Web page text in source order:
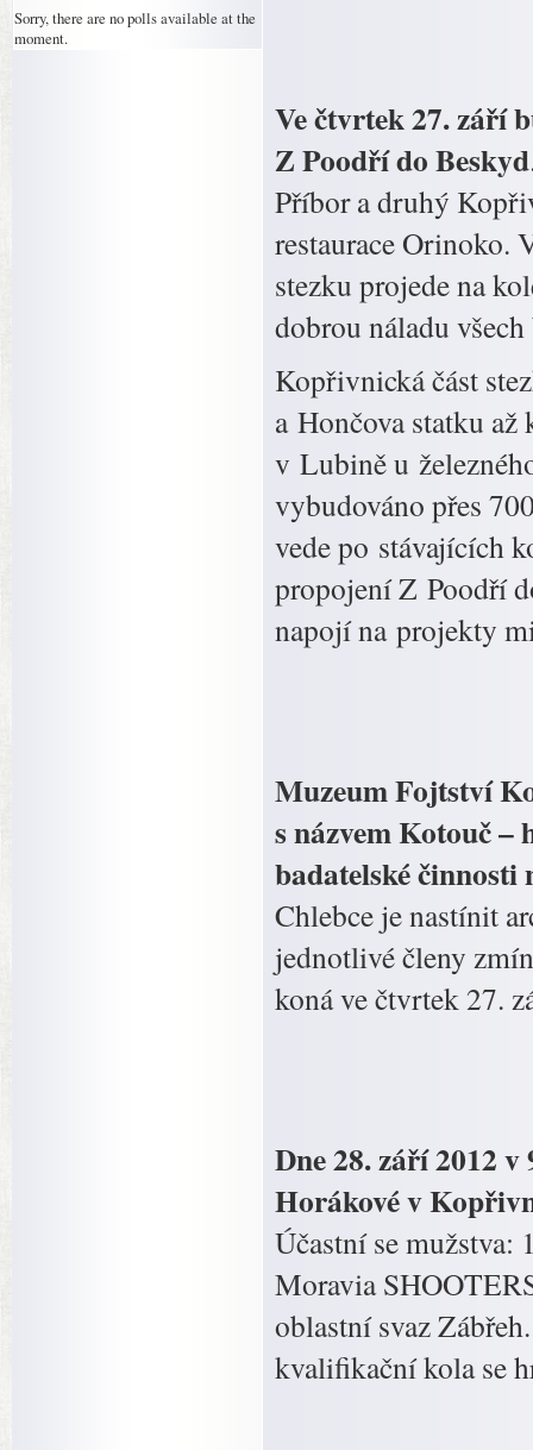
Sorry, there are no polls available at the
moment.
Ve čtvrtek 27. září
Z Poodří do Beskyd
Příbor a druhý
restaurace Orinoko.
stezku projede na
dobrou náladu
Kopřivnická část
a Hončova statku
v Lubině u
vybudováno přes
vede po stávajících
propojení Z Poodří
napojí na projekty
Muzeum Fojtství
s názvem Kotouč
badatelské
Chlebce je nastínit
jednotlivé členy
koná ve čtvrtek 27.
Dne 28. září 2012
Horákové v
Účastní se
Moravia
oblastní svaz
kvalifikační kola se